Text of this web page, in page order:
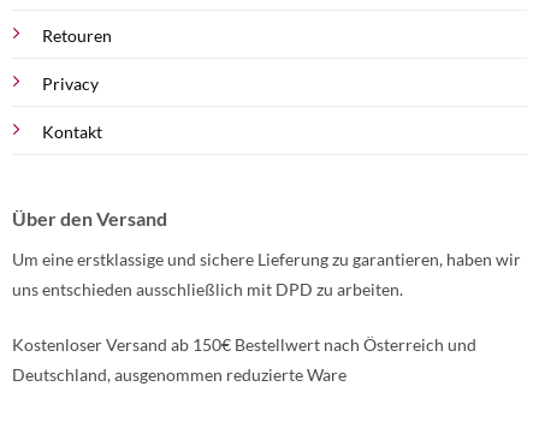
Retouren
Privacy
Kontakt
Über den Versand
Um eine erstklassige und sichere Lieferung zu garantieren, haben wir
uns entschieden ausschließlich mit DPD zu arbeiten.
Kostenloser Versand ab 150€ Bestellwert nach Österreich und
Deutschland, ausgenommen reduzierte Ware